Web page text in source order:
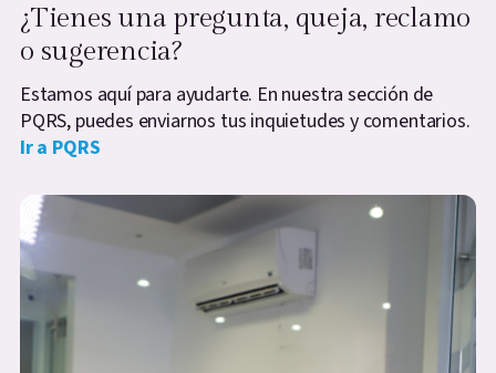
¿Tienes una pregunta, queja, reclamo
o sugerencia?
Estamos aquí para ayudarte. En nuestra sección de
PQRS, puedes enviarnos tus inquietudes y comentarios.
Ir a PQRS